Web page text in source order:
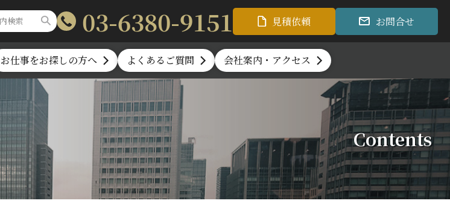
03-6380-9151 見積依頼 お問合せ
お仕事をお探しの方へ よくあるご質問 会社案内・アクセス
Contents